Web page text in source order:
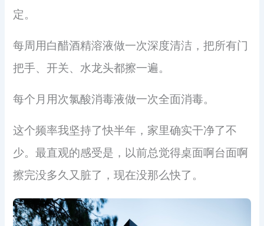
定。
每周用白醋酒精溶液做一次深度清洁，把所有门
把手、开关、水龙头都擦一遍。
每个月用次氯酸消毒液做一次全面消毒。
这个频率我坚持了快半年，家里确实干净了不
少。最直观的感受是，以前总觉得桌面啊台面啊
擦完没多久又脏了，现在没那么快了。